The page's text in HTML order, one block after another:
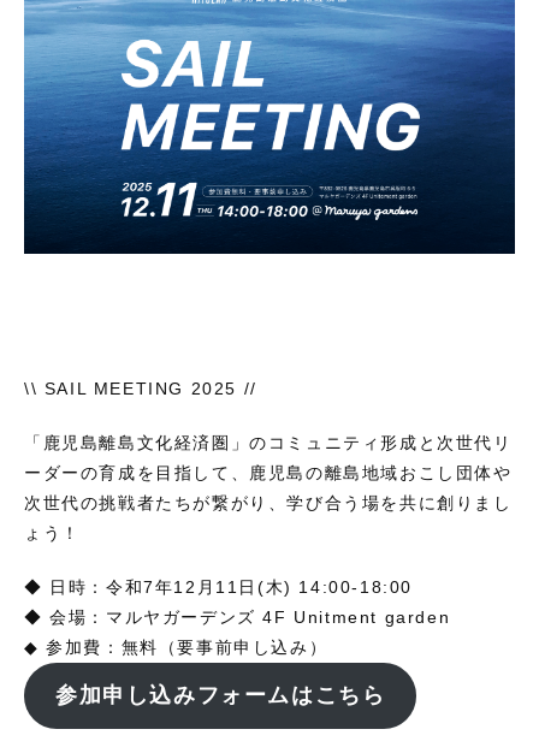
\\ SAIL MEETING 2025 //
「鹿児島離島文化経済圏」のコミュニティ形成と次世代リ
ーダーの育成を目指して、鹿児島の離島地域おこし団体や
次世代の挑戦者たちが繋がり、学び合う場を共に創りまし
ょう！
◆ 日時：令和7年12月11日(木) 14:00-18:00
◆ 会場：マルヤガーデンズ 4F Unitment garden
◆ 参加費：無料（要事前申し込み）
参加申し込みフォームはこちら